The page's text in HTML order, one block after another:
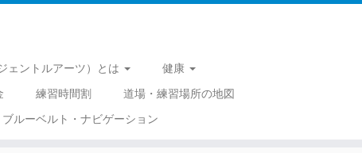
ェントルアーツ）とは
健康
練習時間割
道場・練習場所の地図
ブルーベルト・ナビゲーション